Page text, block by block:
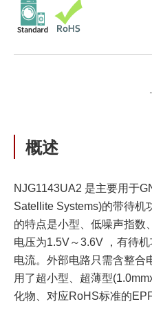
概述
NJG1143UA2 是主要用于
Satellite Systems)的带待机
的特点是小型、低噪声指数
电压为1.5V～3.6V ，有待
电流。外部电路只需含整合
用了超小型、超薄型
化物、对应RoHS标准的